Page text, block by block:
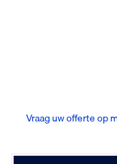
Vraag uw offerte op